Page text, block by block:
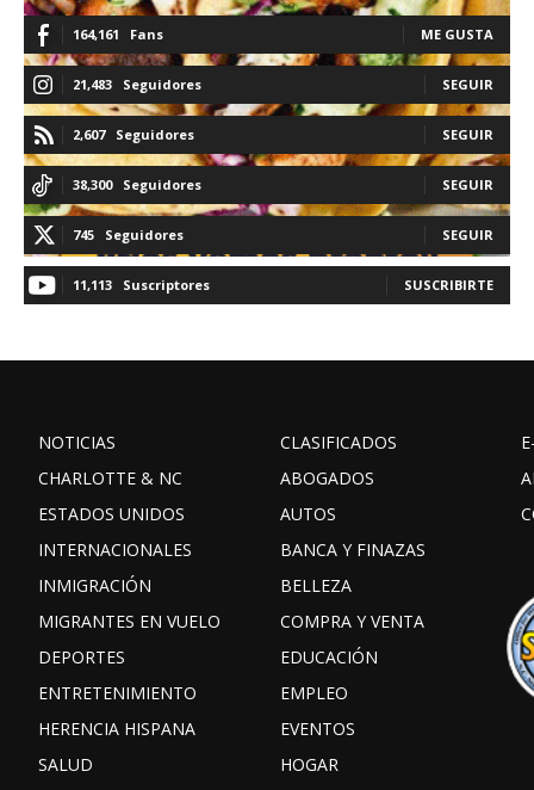
164,161 Fans ME GUSTA
21,483 Seguidores SEGUIR
2,607 Seguidores SEGUIR
38,300 Seguidores SEGUIR
745 Seguidores SEGUIR
11,113 Suscriptores SUSCRIBIRTE
NOTICIAS
CHARLOTTE & NC
ESTADOS UNIDOS
INTERNACIONALES
INMIGRACIÓN
MIGRANTES EN VUELO
DEPORTES
ENTRETENIMIENTO
HERENCIA HISPANA
SALUD
CLASIFICADOS
ABOGADOS
AUTOS
BANCA Y FINAZAS
BELLEZA
COMPRA Y VENTA
EDUCACIÓN
EMPLEO
EVENTOS
HOGAR